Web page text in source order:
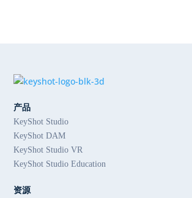
产品
KeyShot Studio
KeyShot DAM
KeyShot Studio VR
KeyShot Studio Education
资源